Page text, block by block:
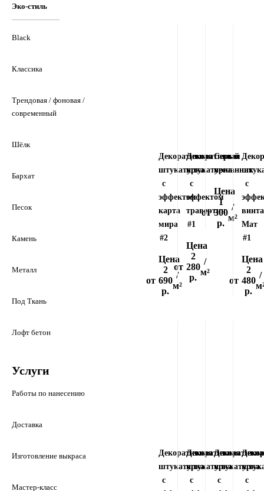
Эко-стиль
Black
Классика
Трендовая / фоновая /
современный
Шёлк
Бархат
Песок
Камень
Металл
Под Ткань
Лофт бетон
Услуги
Работы по нанесению
Доставка
Изготовление выкраса
Мастер-класс
Декоративная
штукатурка
с
эффектом
карта
мира
#2
Цена
от
2
690
р.
/
м²
Декоративная
штукатурка
с
эффектом
травертин
#1
Цена
от
2
280
р.
/
м²
Серый
песчанник
Цена
от
1
300
р.
/
м²
с
Мат
#1
Цена
от
2
480
р.
/
Декоративная
штукатурка
с
Декоративная
штукатурка
с
штукатурка
с
с